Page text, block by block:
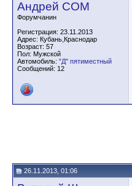
Андрей СОМ
Форумчанин
Регистрация: 23.11.2013
Адрес: Кубань,Краснодар
Возраст: 57
Пол: Мужской
Автомобиль: "Д" пятиместный
Сообщений: 12
26.11.2013, 01:06